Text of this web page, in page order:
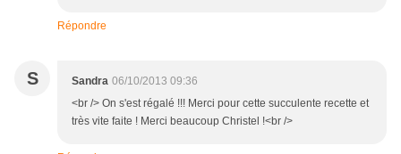
Répondre
S Sandra 06/10/2013 09:36
<br /> On s'est régalé !!! Merci pour cette succulente recette et
très vite faite ! Merci beaucoup Christel !<br />